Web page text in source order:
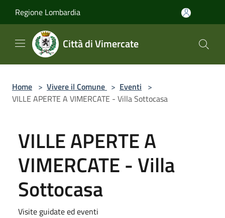
Regione Lombardia
Città di Vimercate
Home > Vivere il Comune > Eventi >
VILLE APERTE A VIMERCATE - Villa Sottocasa
VILLE APERTE A
VIMERCATE - Villa
Sottocasa
Visite guidate ed eventi